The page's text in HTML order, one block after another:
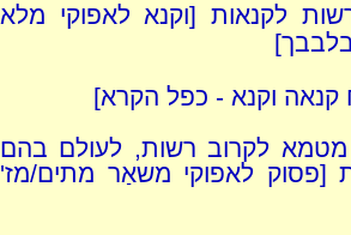
לקנאות [וקנא לאפוקי מלא
קנאה וקנא - כפל הקרא]
לקרוב רשות, לעולם בהם
[פסוק לאפוקי משאַר מתים/מז'